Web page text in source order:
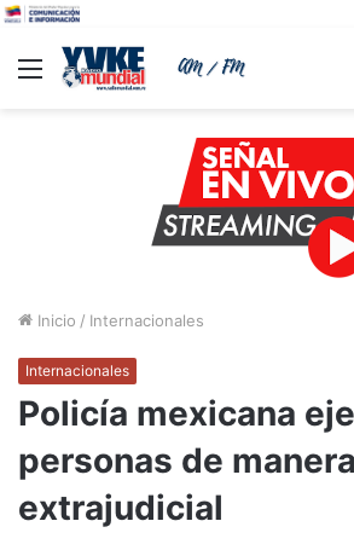
Menu
Inicio / Internacionales
Internacionales
Policía mexicana
personas de manera
extrajudicial